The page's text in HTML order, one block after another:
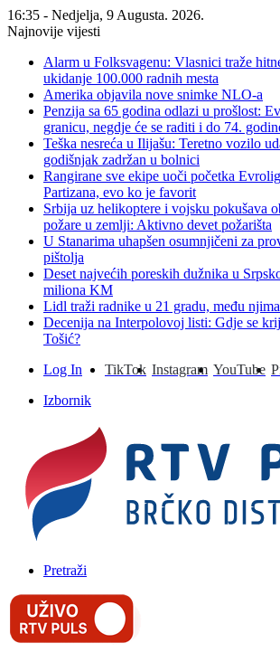
16:35 - Nedjelja, 9 Augusta. 2026.
Najnovije vijesti
Alarm u Folksvagenu: Vlasnici traže
ukidanje 100.000 radnih mesta
Amerika objavila nove snimke NLO-a
Penzija sa 65 godina odlazi u prošlost:
granicu, negdje će se raditi i do 74.
Teška nesreća u Ilijašu: Teretno vozilo
godišnjak zadržan u bolnici
Rangirane sve ekipe uoči početka
Partizana, evo ko je favorit
Srbija uz helikoptere i vojsku pokušava
požare u zemlji: Aktivno devet požarišta
U Stanarima uhapšen osumnjičeni za
pištolja
Deset najvećih poreskih dužnika u
miliona KM
Lidl traži radnike u 21 gradu, među
Decenija na Interpolovoj listi: Gdje se
Tošić?
YouTube
Instagram
TikTok
Log In
Izbornik
Pretraži